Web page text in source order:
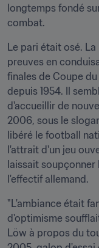
longtemps fondé
combat.
Le pari était osé.
preuves en
finales de Coupe
depuis 1954. Il
d'accueillir de
2006, sous le
libéré le football
l'attrait d'un jeu
laissait
l'effectif allemand.
"L'ambiance était
d'optimisme
Löw à propos du